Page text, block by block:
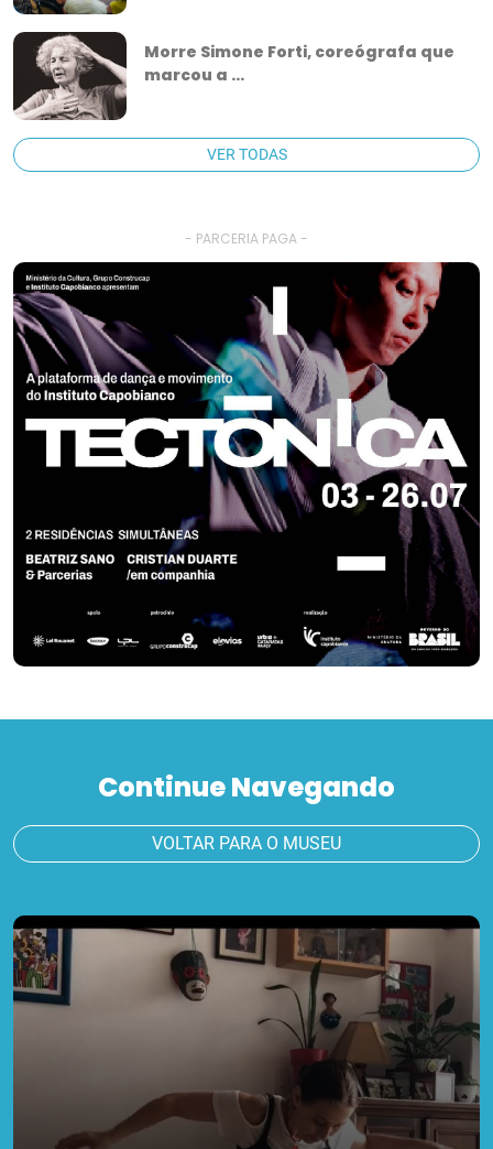
Morre Simone Forti, coreógrafa que
marcou a ...
VER TODAS
- PARCERIA PAGA -
Continue Navegando
VOLTAR PARA O MUSEU